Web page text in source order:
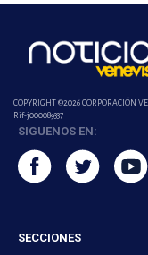
COPYRIGHT ©2026 CORPORACIÓN
Rif-j000089337
SIGUENOS EN:
SECCIONES